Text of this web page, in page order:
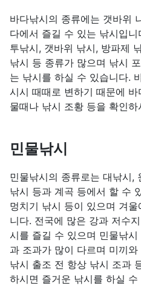
바다낚시의 종류에는 갯바위
다에서 즐길 수 있는 낚시입
투낚시, 갯바위 낚시, 방파제
낚시 등 종류가 많으며 낚시
는 낚시를 하실 수 있습니다.
시시 때때로 변하기 때문에
물때나 낚시 조황 등을 확인
민물낚시
민물낚시의 종류로는 대낚시,
낚시 등과 계곡 등에서 할 수
멍치기 낚시 등이 있으며 겨
니다. 전국에 많은 강과 저수
시를 즐길 수 있으며 민물낚
과 조과가 많이 다르며 미끼
낚시 출조 전 항상 낚시 조과
하시면 즐거운 낚시를 하실 수